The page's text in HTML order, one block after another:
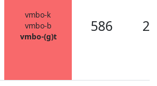
vmbo-k
vmbo-b
vmbo-(g)t
586